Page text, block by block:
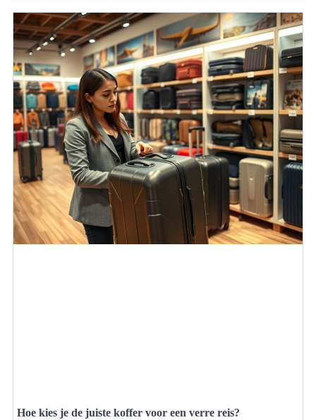
Hoe kies je de juiste koffer voor een verre reis?